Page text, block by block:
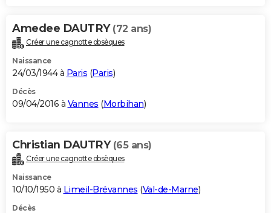
Amedee DAUTRY (72 ans)
Créer une cagnotte obsèques
Naissance
24/03/1944 à Paris (Paris)
Décès
09/04/2016 à Vannes (Morbihan)
Christian DAUTRY (65 ans)
Créer une cagnotte obsèques
Naissance
10/10/1950 à Limeil-Brévannes (Val-de-Marne)
Décès